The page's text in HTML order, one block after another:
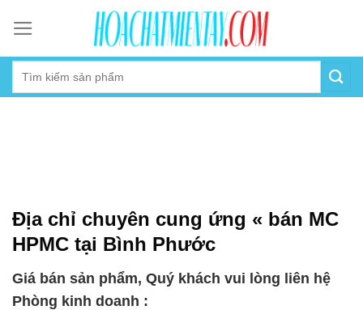
content
Địa chỉ chuyên cung ứng « bán MC
HPMC tại Bình Phước
Giá bán sản phẩm, Quý khách vui lòng liên hệ
Phòng kinh doanh :